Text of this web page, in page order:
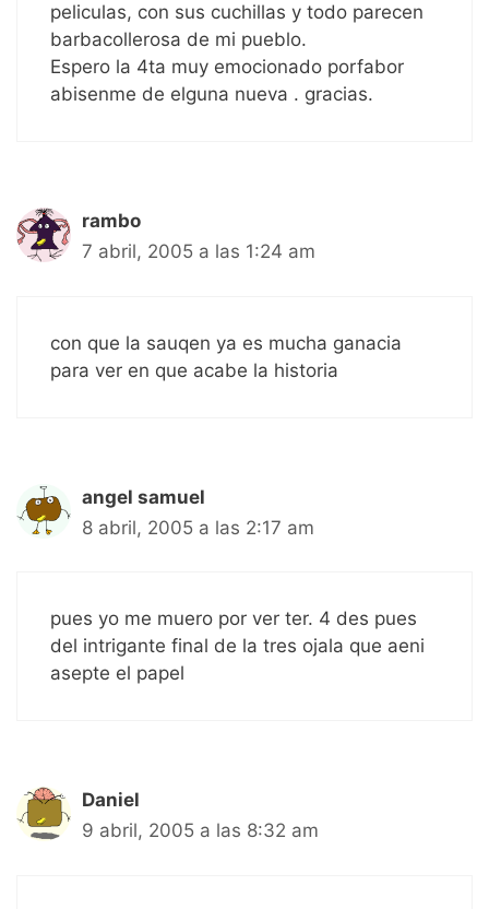
peliculas, con sus cuchillas y todo parecen
barbacollerosa de mi pueblo.
Espero la 4ta muy emocionado porfabor
abisenme de elguna nueva . gracias.
rambo
7 abril, 2005 a las 1:24 am
con que la sauqen ya es mucha ganacia
para ver en que acabe la historia
angel samuel
8 abril, 2005 a las 2:17 am
pues yo me muero por ver ter. 4 des pues
del intrigante final de la tres ojala que aeni
asepte el papel
Daniel
9 abril, 2005 a las 8:32 am